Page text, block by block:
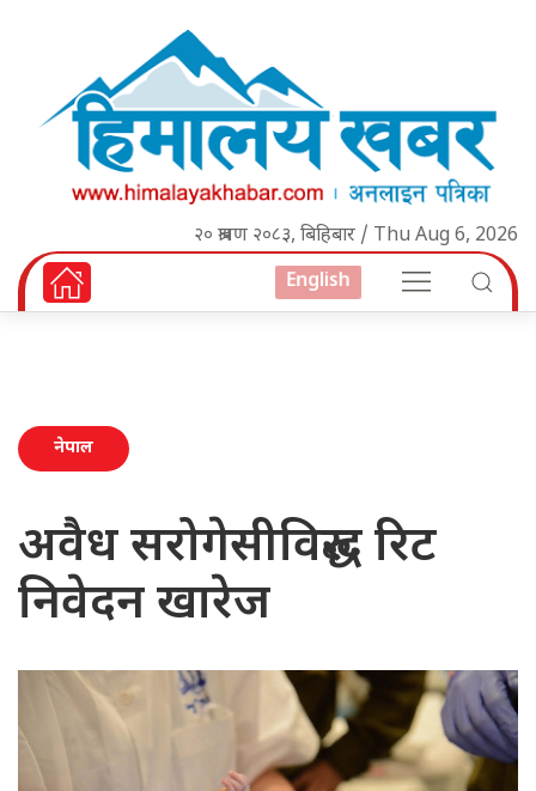
२० श्रावण २०८३, बिहिबार / Thu Aug 6, 2026
English
नेपाल
अवैध सरोगेसीविरुद्ध रिट
निवेदन खारेज